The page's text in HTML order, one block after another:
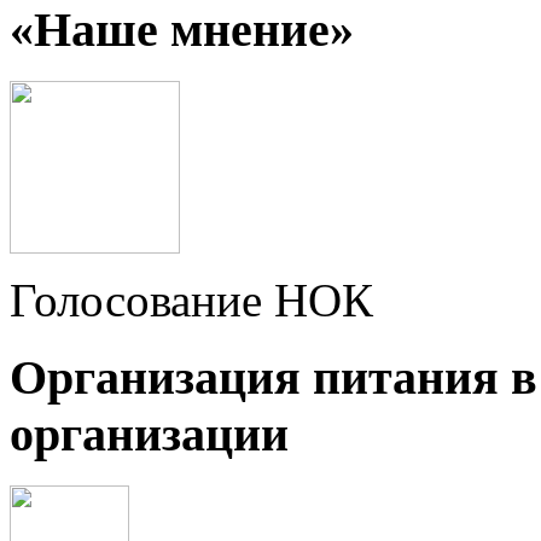
«Наше мнение»
Голосование НОК
Организация питания
организации